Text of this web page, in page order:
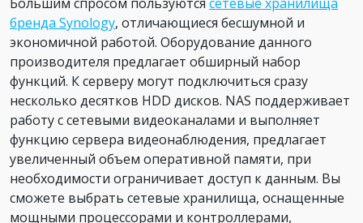
бренда Synology, отличающиеся бесшумной и
экономичной работой. Оборудование данного
производителя предлагает обширный набор
функций. К серверу могут подключиться сразу
несколько десятков HDD дисков. NAS поддерживает
работу с сетевыми видеоканалами и выполняет
функцию сервера видеонаблюдения, предлагает
увеличенный объем оперативной памяти, при
необходимости ограничивает доступ к данным. Вы
сможете выбрать сетевые хранилища, оснащенные
мощными процессорами и контроллерами,